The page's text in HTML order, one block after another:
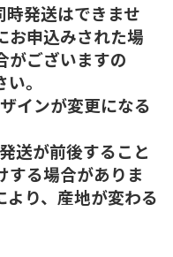
発送はできませ
お申込みされた場
がございますの
。
インが変更になる
送が前後すること
する場合がありま
り、産地が変わる